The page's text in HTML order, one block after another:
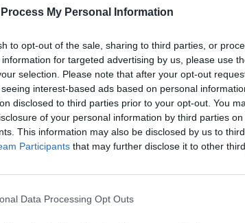
Process My Personal Information
to opt-out of the sale, sharing to third parties, or
for targeted advertising by us, please use
selection. Please note that after your opt-out
interest-based ads based on personal
disclosed to third parties prior to your opt-out. You
of your personal information by third parties on
This information may also be disclosed by us to
Participants that may further disclose it to other
Data Processing Opt Outs